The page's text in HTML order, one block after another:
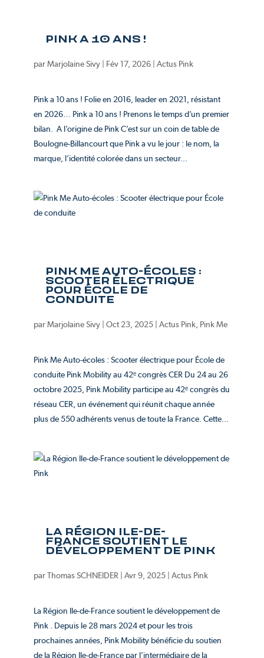
PINK A 10 ANS !
parMarjolaine Sivy| Fév 17, 2026| Actus Pink
Pink a 10 ans ! Folie en 2016, leader en 2021, résistant
en 2026… Pink a 10 ans ! Prenons le temps d’un premier
bilan. A l’origine de Pink C’est sur un coin de table de
Boulogne-Billancourt que Pink a vu le jour : le nom, la
marque, l’identité colorée dans un secteur...
PINK ME AUTO-ÉCOLES :
SCOOTER ÉLECTRIQUE
POUR ÉCOLE DE
CONDUITE
parMarjolaine Sivy| Oct 23, 2025| Actus Pink, Pink Me
Pink Me Auto-écoles : Scooter électrique pour École de
conduite Pink Mobility au 42ᵉ congrès CER Du 24 au 26
octobre 2025, Pink Mobility participe au 42ᵉ congrès du
réseau CER, un événement qui réunit chaque année
plus de 550 adhérents venus de toute la France. Cette...
LA RÉGION ILE-DE-
FRANCE SOUTIENT LE
DÉVELOPPEMENT DE PINK
parThomas SCHNEIDER Avr 9, 2025| Actus Pink
La Région Ile-de-France soutient le développement de
Pink . Depuis le 28 mars 2024 et pour les trois
prochaines années, Pink Mobility bénéficie du soutien
de la Région Ile-de-France par l’intermédiaire de la